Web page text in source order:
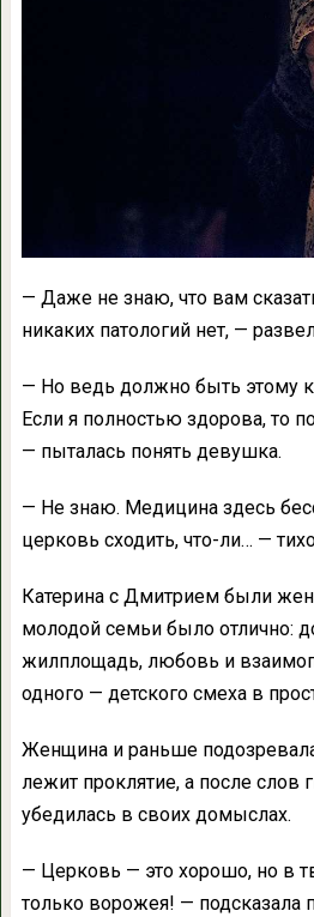
— Даже не знаю, что вам
никаких патологий нет, —
— Но ведь должно быть этому
Если я полностью здорова, то
— пыталась понять девушка.
— Не знаю. Медицина здесь
церковь сходить, что-ли… —
Катерина с Дмитрием были
молодой семьи было отлично:
жилплощадь, любовь и
одного — детского смеха в
Женщина и раньше
лежит проклятие, а после слов
убедилась в своих домыслах.
— Церковь — это хорошо, но в
только ворожея! — подсказала